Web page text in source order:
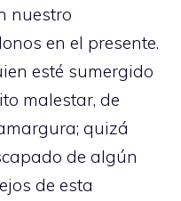
nuestro
en el presente.
esté sumergido
malestar, de
quizá
de algún
de esta